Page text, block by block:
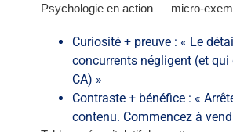
Psychologie en action — micro-
Curiosité + preuve : « Le
concurrents négligent (et qui
CA) »
Contraste + bénéfice : «
contenu. Commencez à